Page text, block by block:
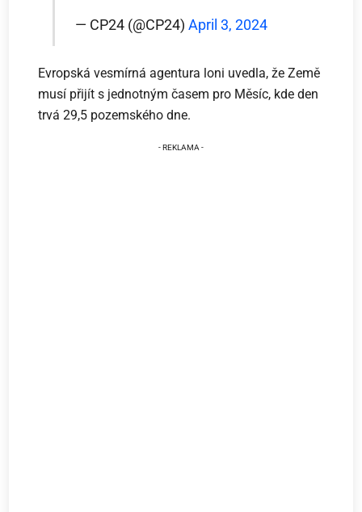
— CP24 (@CP24) April 3, 2024
Evropská vesmírná agentura loni uvedla, že Země
musí přijít s jednotným časem pro Měsíc, kde den
trvá 29,5 pozemského dne.